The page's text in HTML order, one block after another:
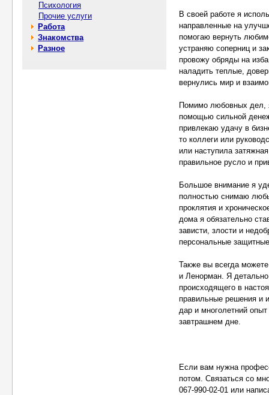
Психология
Прочие услуги
Работа
Знакомства
Разное
В своей работе я
направленные на
помогаю вернуть
устраняю соперниц и
провожу обряды на
наладить теплые,
вернулись мир и
Помимо любовных дел,
помощью сильной
привлекаю удачу в
то коллеги или
или наступила
правильное русло и
Большое внимание я
полностью снимаю
проклятия и
дома я обязательно
зависти, злости и
персональные
Также вы всегда
и Ленорман. Я
происходящего в
правильные решения и
дар и многолетний
завтрашнем дне.
Если вам нужна
потом. Связаться со
067-990-02-01 или